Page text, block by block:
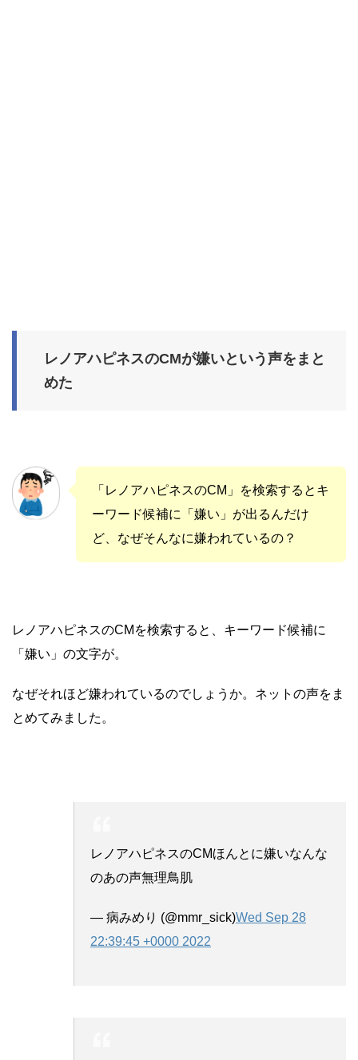
レノアハピネスのCMが嫌いという声をまと
めた
「レノアハピネスのCM」を検索するとキ
ーワード候補に「嫌い」が出るんだけ
ど、なぜそんなに嫌われているの？
レノアハピネスのCMを検索すると、キーワード候補に
「嫌い」の文字が。
なぜそれほど嫌われているのでしょうか。ネットの声をま
とめてみました。
レノアハピネスのCMほんとに嫌いなんな
のあの声無理鳥肌
— 病みめり (@mmr_sick)Wed Sep 28
22:39:45 +0000 2022